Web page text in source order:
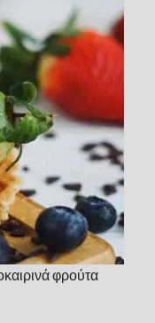
φρούτα